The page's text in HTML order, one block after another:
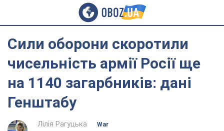
Сили оборони скоротили
чисельність армії Росії ще
на 1140 загарбників: дані
Генштабу
Лілія Рагуцька
War